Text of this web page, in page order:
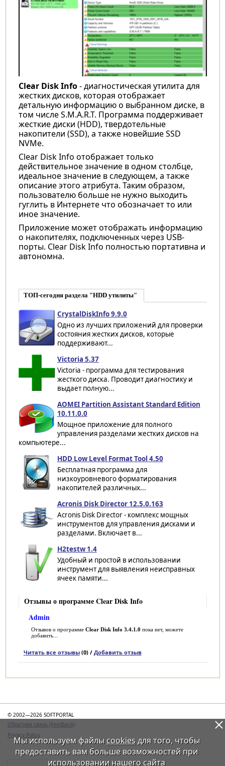
Clear Disk Info- диагностическая утилита для
жестких дисков, которая отображает
детальную информацию о выбранном диске, в
том числе S.M.A.R.T. Программа поддерживает
жесткие диски (HDD), твердотельные
накопители (SSD), а также новейшие SSD
NVMe.
Clear Disk Info отображает только
действительное значение в одном столбце,
идеальное значение в следующем, а также
описание этого атрибута. Таким образом,
пользователю больше не нужно выходить
гуглить в Интернете что обозначает то или
иное значение.
Приложение может отображать информацию
о накопителях, подключенных через USB-
порты. Clear Disk Info полностью портативна и
автономна.
ТОП-сегодня раздела "HDD утилиты"
CrystalDiskInfo 9.9.0
Одно из лучших приложений для проверки
состояния жестких дисков, которые
поддерживают...
Victoria 5.37
Victoria - программа для тестирования
жесткого диска. Проводит диагностику и
выдает полную...
AOMEI Partition Assistant Standard Edition
10.11.0.0
Мощное приложение для полного
управления разделами жестких дисков на
компьютере...
HDD Low Level Format Tool 4.50
Бесплатная программа для
низкоуровневого форматирования
накопителей различных...
Acronis Disk Director 12.5.0.163
Acronis Disk Director - комплекс мощных
инструментов для управления дисками и
разделами. Включает в...
H2testw 1.4
Удобный и простой в использовании
инструмент для выявления неисправных
ячеек памяти...
Отзывы о программе Clear Disk Info
Admin
Отзывов о программе Clear Disk Info 3.4.1.0 пока нет, можете
добавить...
Читать все отзывы(0) / Добавить отзыв
© 2002—2026 SOFTPORTAL
Обратная связь (Feedback)
Privacy Policy
Мы используем файлы cookiesдля того, чтобы
предоставить вам больше возможностей при
использовании нашего сайта